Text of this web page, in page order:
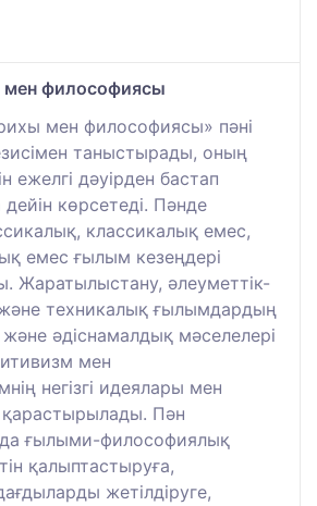
философиясы
мен философиясы» пәні
таныстырады, оның
ежелгі дәуірден бастап
дейін көрсетеді. Пәнде
классикалық емес,
емес ғылым кезеңдері
Жаратылыстану, әлеуметтік-
техникалық ғылымдардың
әдіснамалдық мәселелері
мен
негізгі идеялары мен
Пән
ғылыми-философиялық
қалыптастыруға,
жетілдіруге,